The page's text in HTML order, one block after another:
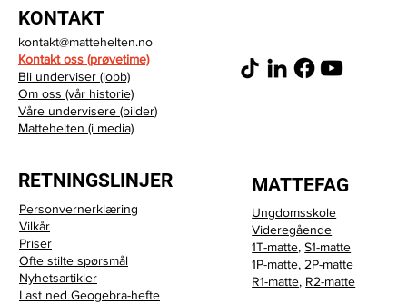
Vil du bli bedre i matte? Dette er den
beste måten å øve på
KONTAKT
kontakt@mattehelten.no
Kontakt oss (prøvetime)
Bli underviser (jobb)
Om oss (vår historie)
Våre undervisere (bilder)
Mattehelten (i media)
RETNINGSLINJER
Personvernerklæring
Vilkår
Priser
Ofte stilte spørsmål
Nyhetsartikler
Last ned Geogebra-hefte
MATTEFAG
Ungdomsskole
Videregående
1T-matte,S1-matte
1P-matte, 2P-matte
R1-matte, R2-matte